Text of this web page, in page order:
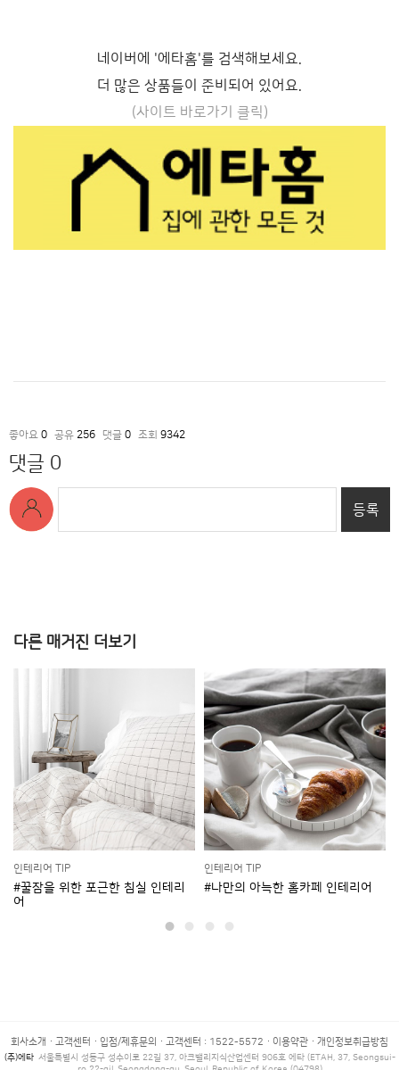
네이버에 '에타홈'를 검색해보세요.
더 많은 상품들이 준비되어 있어요.
(사이트 바로가기 클릭)
좋아요 0 공유 256 댓글 0 조회 9342
댓글 0
등록
다른 매거진 더보기
인테리어 TIP
#꿀잠을 위한 포근한 침실 인테리
어
인테리어 TIP
#나만의 아늑한 홈카페 인테리어
회사소개 고객센터 입점/제휴문의 고객센터 : 1522-5572 이용약관
개인정보취급방침
(주)에타 서울특별시 성동구 성수이로 22길 37, 아크밸리지식산업센터 906호 에타 (ETAH, 37, Seongsui-